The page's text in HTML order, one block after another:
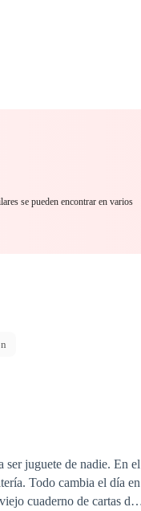
se pueden encontrar en varios
juguete de nadie. En el
Todo cambia el día en
cuaderno de cartas de